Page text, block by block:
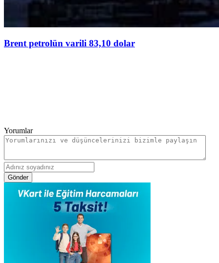
Brent petrolün varili 83,10 dolar
Yorumlar
Gönder